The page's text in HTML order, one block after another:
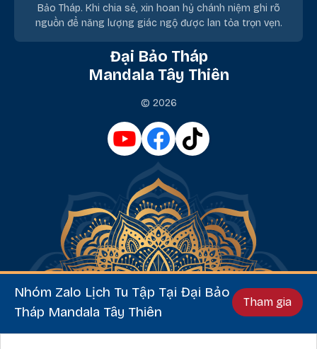
Bảo Tháp. Khi chia sẻ, xin hoan hỷ chánh niệm ghi rõ
nguồn để năng lượng giác ngộ được lan tỏa trọn vẹn.
Đại Bảo Tháp
Mandala Tây Thiên
© 2026
Nhóm Zalo Lịch Tu Tập Tại Đại Bảo
Tháp Mandala Tây Thiên
Tham gia